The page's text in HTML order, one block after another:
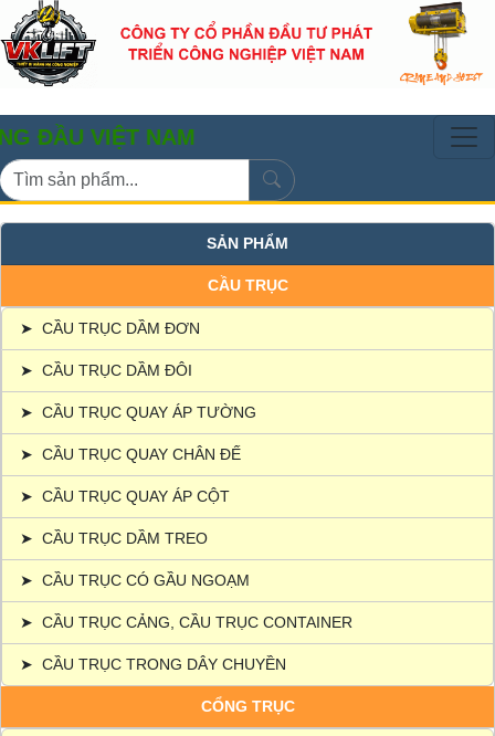
VIỆT NAM
SẢN PHẨM
CẦU TRỤC
➤ CẦU TRỤC DẦM ĐƠN
➤ CẦU TRỤC DẦM ĐÔI
➤ CẦU TRỤC QUAY ÁP TƯỜNG
➤ CẦU TRỤC QUAY CHÂN ĐẾ
➤ CẦU TRỤC QUAY ÁP CỘT
➤ CẦU TRỤC DẦM TREO
➤ CẦU TRỤC CÓ GẦU NGOẠM
➤ CẦU TRỤC CẢNG, CẦU TRỤC CONTAINER
➤ CẦU TRỤC TRONG DÂY CHUYỀN
CỔNG TRỤC